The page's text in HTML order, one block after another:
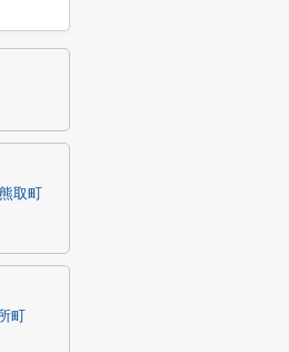
取町
町